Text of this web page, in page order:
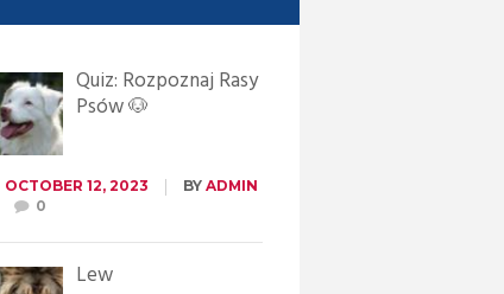
Quiz: Rozpoznaj Rasy
Psów 🐶
OCTOBER 12, 2023 BY ADMIN
0
Lew